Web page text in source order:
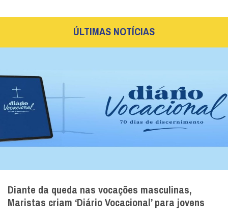
ÚLTIMAS NOTÍCIAS
Diante da queda nas vocações masculinas,
Maristas criam ‘Diário Vocacional’ para jovens